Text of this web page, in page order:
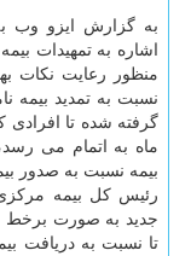
به گزارش ایزو وب
اشاره به تمهیدات
منظور رعایت نكات
نسبت به تمدید بیمه
گرفته شده تا افرادی
ماه به اتمام می
بیمه نسبت به صدور
رئیس كل بیمه مركزی
جدید به صورت برخط را
تا نسبت به دریافت